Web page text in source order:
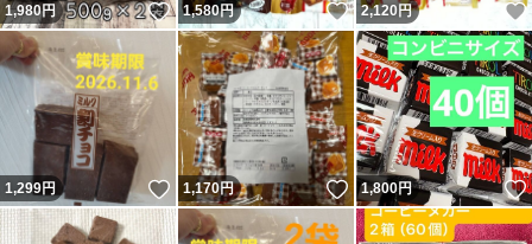
1,980円 いいね！
1,580円 いいね！
2,120 円
1,299円 いいね！
1,170円 いいね！
1,800円